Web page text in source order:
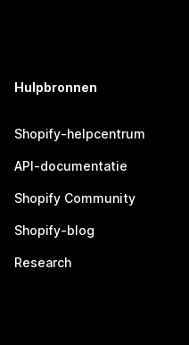
Hulpbronnen
Shopify-helpcentrum
API-documentatie
Shopify Community
Shopify-blog
Research